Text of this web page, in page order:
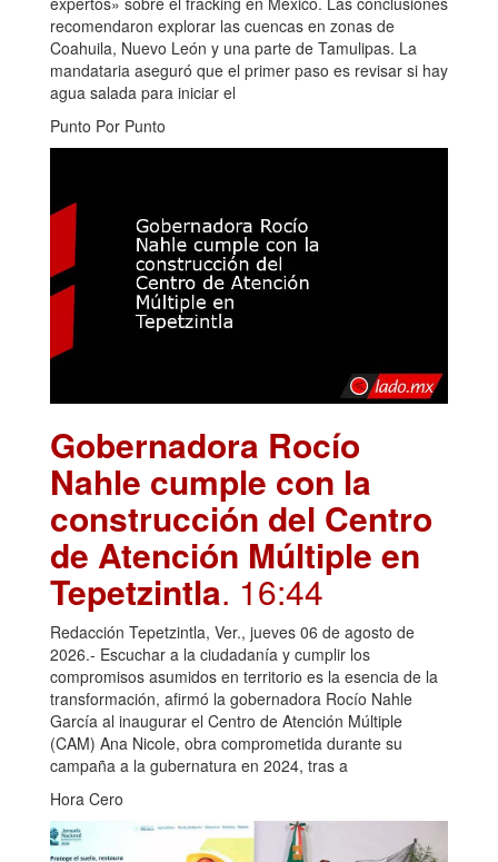
recomendaron explorar las cuencas en zonas de
Coahuila, Nuevo León y una parte de Tamulipas. La
mandataria aseguró que el primer paso es revisar si hay
agua salada para iniciar el
Punto Por Punto
Gobernadora Rocío
Nahle cumple con la
construcción del Centro
de Atención Múltiple en
Tepetzintla. 16:44
Redacción Tepetzintla, Ver., jueves 06 de agosto de
2026.- Escuchar a la ciudadanía y cumplir los
compromisos asumidos en territorio es la esencia de la
transformación, afirmó la gobernadora Rocío Nahle
García al inaugurar el Centro de Atención Múltiple
(CAM) Ana Nicole, obra comprometida durante su
campaña a la gubernatura en 2024, tras a
Hora Cero